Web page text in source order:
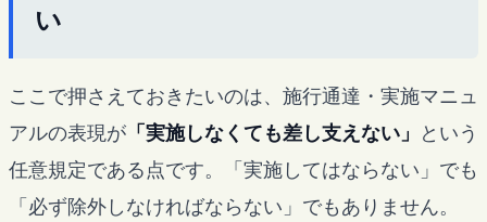
い
ここで押さえておきたいのは、施行通達・実施マニュ
アルの表現が 「実施しなくても差し支えない」
という
任意規定である点です。「実施してはならない」でも
「必ず除外しなければならない」でもありません。